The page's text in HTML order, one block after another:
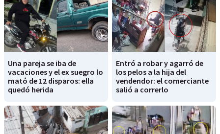
Una pareja se iba de
vacaciones y el ex suegro lo
mató de 12 disparos: ella
quedó herida
Entró a robar y agarró de
los pelos a la hija del
vendendor: el comerciante
salió a correrlo